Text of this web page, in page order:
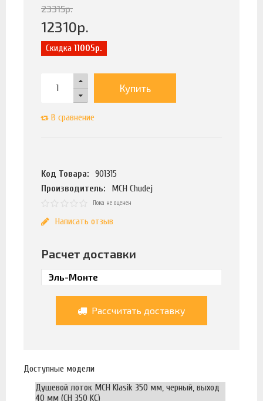
23315р.
12310р.
Скидка 11005р.
Купить
В сравнение
Код Товара:
901315
Производитель:
MCH Chudej
Пока не оценен
Написать отзыв
Расчет доставки
Рассчитать доставку
Доступные модели
Душевой лоток MCH Klasik 350 мм, черный, выход
40 мм (CH 350 KC)